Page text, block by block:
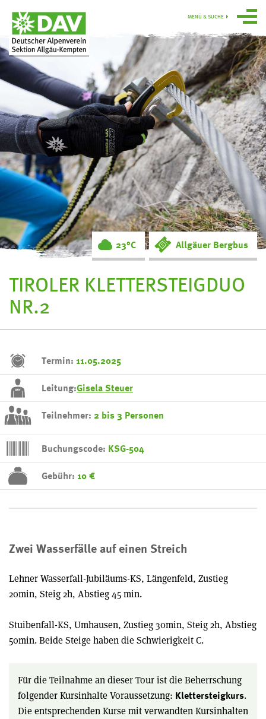
Über uns
Programm
Gruppen
Hütten
swoboda alpin
Service
Ortsgruppe
Obergünzburg
MENÜ & SUCHE
TIROLER KLETTERSTEIGDUO
NR.2
23°C Allgäuer Bergbus
Termin: 11.05.2025
Leitung:Gisela Steuer
Teilnehmer: 2 bis 3 Personen
Buchungscode: KSG-504
Gebühr: 10 €
Zwei Wasserfälle auf einen Streich
Lehner Wasserfall-Jubiläums-KS, Längenfeld, Zustieg
20min, Steig 2h, Abstieg 45 min.
Stuibenfall-KS, Umhausen, Zustieg 30min, Steig 2h, Abstieg
50min. Beide Steige haben die Schwierigkeit C.
Für die Teilnahme an dieser Tour ist die Beherrschung
folgender Kursinhalte Voraussetzung: Klettersteigkurs.
Die entsprechenden Kurse mit verwandten Kursinhalten